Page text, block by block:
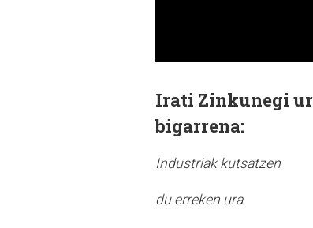
Irati Zinkunegi
bigarrena:
Industriak kutsatzen
du erreken ura